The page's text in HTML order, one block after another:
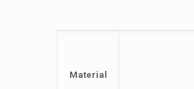
Material